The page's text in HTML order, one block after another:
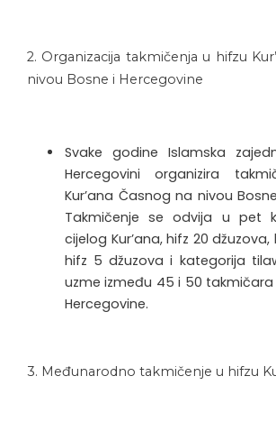
2. Organizacija takmičenja u hifzu
nivou Bosne i Hercegovine
Svake godine Islamska
Hercegovini organizira
Kur’ana Časnog na nivou
Takmičenje se odvija u pet
cijelog Kur’ana, hifz 20 džuzova,
hifz 5 džuzova i kategorija
uzme između 45 i 50 takmičara
Hercegovine.
3. Međunarodno takmičenje u hifzu